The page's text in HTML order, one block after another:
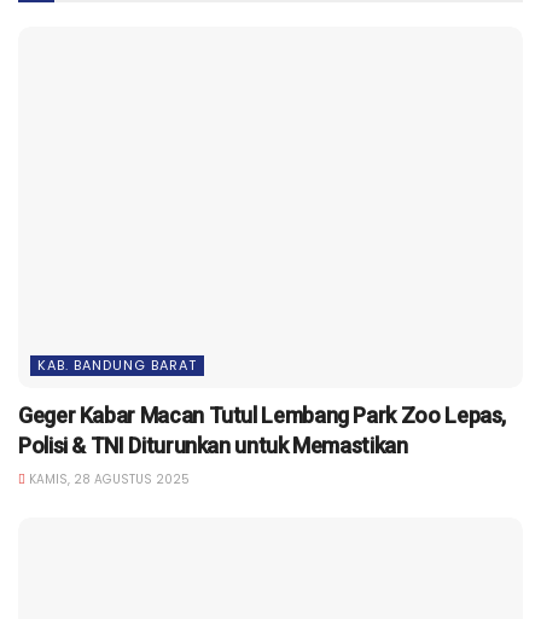
KAB. BANDUNG BARAT
Geger Kabar Macan Tutul Lembang Park Zoo Lepas,
Polisi & TNI Diturunkan untuk Memastikan
KAMIS, 28 AGUSTUS 2025